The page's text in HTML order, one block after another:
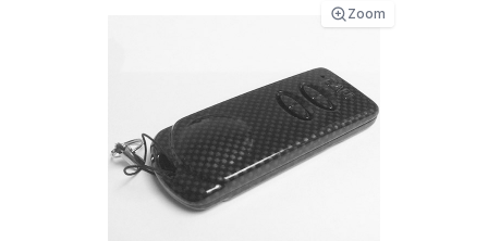
Zoom